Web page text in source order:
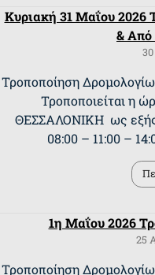
Κυριακή 31 Μαΐου 2026
& Από
Τροποποίηση
Τροποποιείται η
ΘΕΣΣΑΛΟΝΙΚΗ ως
08:00 – 11:00 –
1η Μαΐου 2026
25
Τροποποίηση